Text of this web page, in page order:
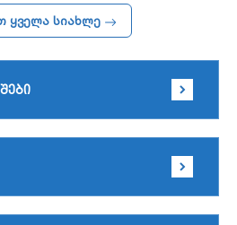
ყველა სიახლე